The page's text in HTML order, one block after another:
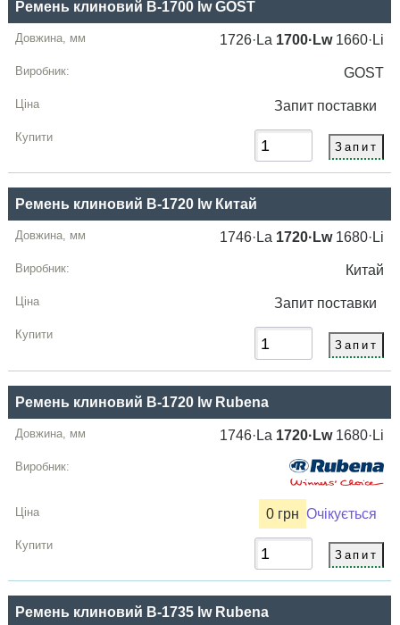
Ремень клиновий B-1700 lw GOST
1726·La 1700·Lw1660·Li
GOST
Запит поставки
Ремень клиновий B-1720 lw Китай
1746·La 1720·Lw1680·Li
Китай
Запит поставки
Ремень клиновий B-1720 lw Rubena
1746·La 1720·Lw1680·Li
0 грн Очікується
Ремень клиновий B-1735 lw Rubena